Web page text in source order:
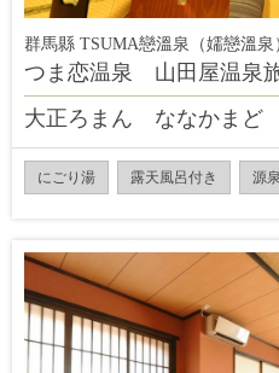
群馬縣 TSUMA戀溫泉（嬬戀溫泉
つま恋温泉 山田屋温泉
大正ろまん ななかまど
にごり湯 露天風呂付き 源